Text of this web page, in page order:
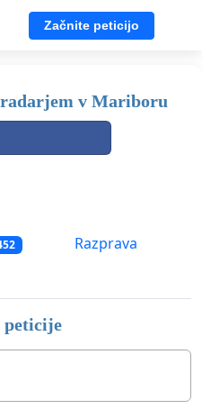
Začnite peticijo
v Mariboru
Razprava
peticije